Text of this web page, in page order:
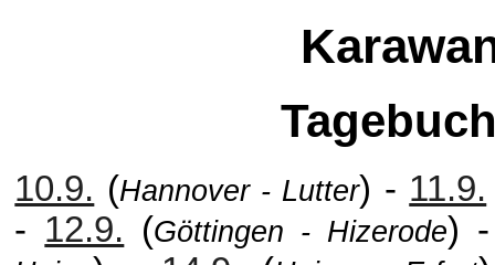
10.9. (Hannover - Lutter) - 11.9.
- 12.9. (Göttingen - Hizerode)